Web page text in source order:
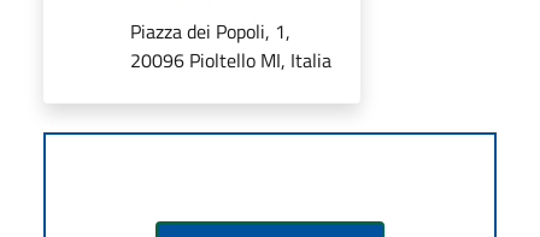
Piazza dei Popoli, 1,
20096 Pioltello MI, Italia